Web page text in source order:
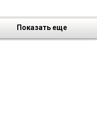
Показать еще